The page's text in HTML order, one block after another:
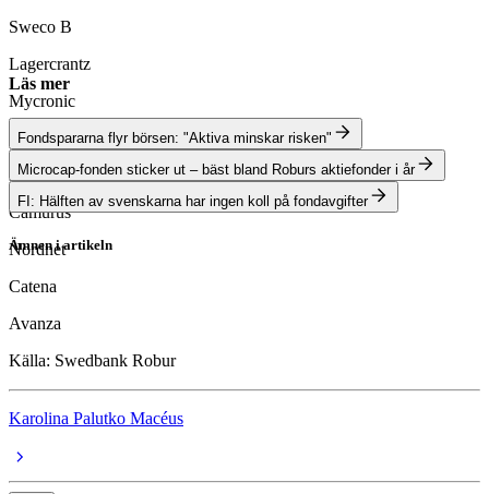
Sweco B
Lagercrantz
Mycronic
Wihlborgs Fastigheter
Loomis
Camurus
Nordnet
Catena
Avanza
Källa: Swedbank Robur
Läs mer
Fondspararna flyr börsen: "Aktiva minskar risken"
Microcap-fonden sticker ut – bäst bland Roburs aktiefonder i år
FI: Hälften av svenskarna har ingen koll på fondavgifter
Ämnen i artikeln
Karolina Palutko Macéus